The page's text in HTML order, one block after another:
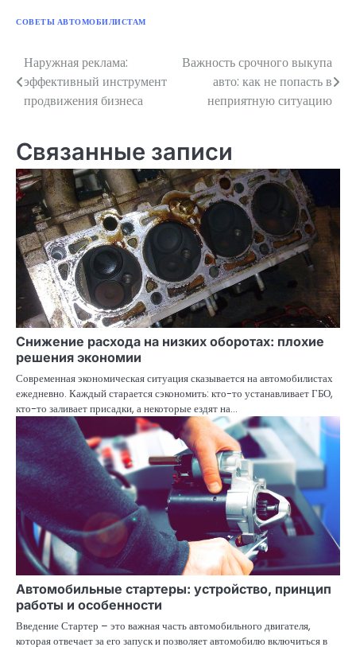
СОВЕТЫ АВТОМОБИЛИСТАМ
Навигация
по
Наружная реклама:
эффективный инструмент
продвижения бизнеса
Важность срочного выкупа
авто: как не попасть в
неприятную ситуацию
Связанные записи
Снижение расхода на низких оборотах: плохие
решения экономии
Современная экономическая ситуация сказывается на автомобилистах
ежедневно. Каждый старается сэкономить: кто-то устанавливает ГБО,
кто-то заливает присадки, а некоторые ездят на…
Автомобильные стартеры: устройство, принцип
работы и особенности
Введение Стартер – это важная часть автомобильного двигателя,
которая отвечает за его запуск и позволяет автомобилю включиться в